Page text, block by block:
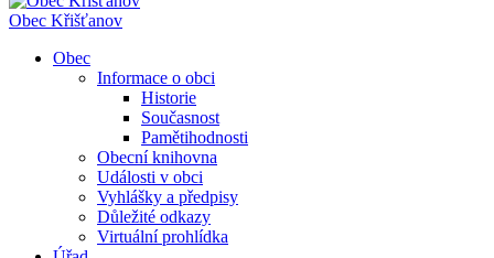
Obec Křišťanov
Obec
Informace o obci
Historie
Současnost
Pamětihodnosti
Obecní knihovna
Události v obci
Vyhlášky a předpisy
Důležité odkazy
Virtuální prohlídka